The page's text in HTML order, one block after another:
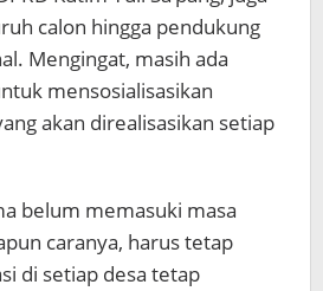
calon hingga pendukung
Mengingat, masih ada
mensosialisasikan
akan direalisasikan setiap
belum memasuki masa
caranya, harus tetap
di setiap desa tetap